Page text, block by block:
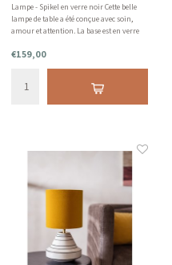
Lampe - Spikel en verre noir Cette belle
lampe de table a été conçue avec soin,
amour et attention. La base est en verre
clair avec une touche de velours.
€159,00